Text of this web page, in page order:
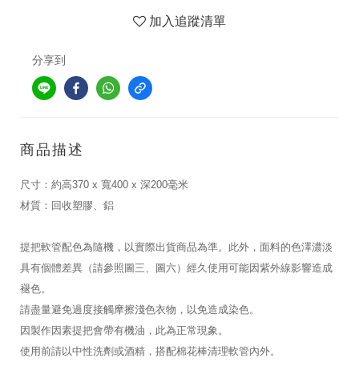
加入追蹤清單
分享到
商品描述
尺寸：約高370 x 寬400 x 深200毫米
材質：回收塑膠、鋁
提把軟管配色為隨機，以實際出貨商品為準。此外，面料的色澤濃淡
具有個體差異（請參照圖三、圖六）經久使用可能因紫外線影響造成
褪色。
請盡量避免過度接觸摩擦淺色衣物，以免造成染色。
因製作因素提把會帶有機油，此為正常現象。
使用前請以中性洗劑或酒精，搭配棉花棒清理軟管內外。